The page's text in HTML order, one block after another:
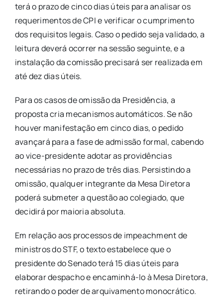
terá o prazo de cinco dias úteis para analisar os
requerimentos de CPI e verificar o cumprimento
dos requisitos legais. Caso o pedido seja validado, a
leitura deverá ocorrer na sessão seguinte, e a
instalação da comissão precisará ser realizada em
até dez dias úteis.
Para os casos de omissão da Presidência, a
proposta cria mecanismos automáticos. Se não
houver manifestação em cinco dias, o pedido
avançará para a fase de admissão formal, cabendo
ao vice-presidente adotar as providências
necessárias no prazo de três dias. Persistindo a
omissão, qualquer integrante da Mesa Diretora
poderá submeter a questão ao colegiado, que
decidirá por maioria absoluta.
Em relação aos processos de impeachment de
ministros do STF, o texto estabelece que o
presidente do Senado terá 15 dias úteis para
elaborar despacho e encaminhá-lo à Mesa Diretora,
retirando o poder de arquivamento monocrático.